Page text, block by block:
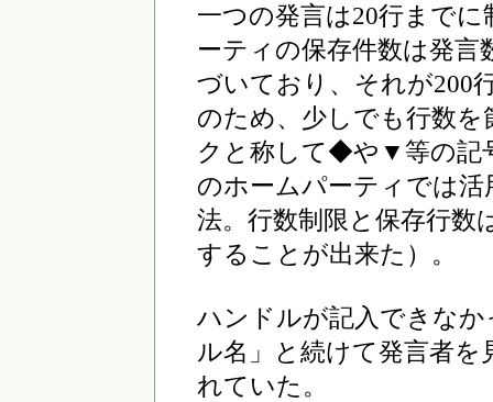
一つの発言は20行まで
ーティの保存件数は発
づいており、それが200
のため、少しでも行数
クと称して◆や▼等の記
のホームパーティでは
法。行数制限と保存行数
することが出来た）。
ハンドルが記入できな
ル名」と続けて発言者
れていた。